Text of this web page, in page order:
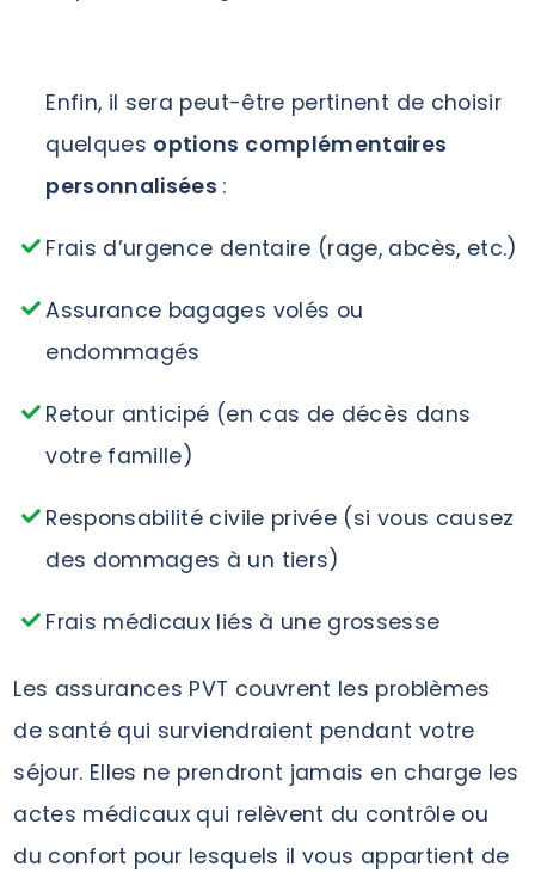
Enfin, il sera peut-être pertinent de choisir
quelques options complémentaires
personnalisées :
Frais d’urgence dentaire (rage, abcès, etc.)
Assurance bagages volés ou
endommagés
Retour anticipé (en cas de décès dans
votre famille)
Responsabilité civile privée (si vous causez
des dommages à un tiers)
Frais médicaux liés à une grossesse
Les assurances PVT couvrent les problèmes
de santé qui surviendraient pendant votre
séjour. Elles ne prendront jamais en charge les
actes médicaux qui relèvent du contrôle ou
du confort pour lesquels il vous appartient de